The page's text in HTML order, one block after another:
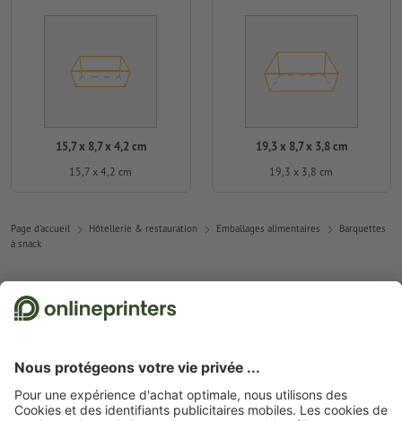
15,7 x 8,7 x 4,2 cm
15,7 x 4,2 cm
19,3 x 8,7 x 3,8 cm
19,3 x 3,8 cm
Page d'accueil Hôtellerie & restauration Emballages alimentaires
Barquettes
à snack
À propos de nous
Abonnez-vous à notre newsletter et profitez d'une remise de
15 %